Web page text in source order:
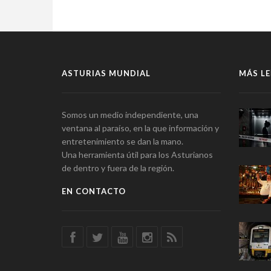
ASTURIAS MUNDIAL
Somos un medio independiente, una
ventana al paraíso, en la que información y
entretenimiento se dan la mano.
Una herramienta útil para los Asturianos
de dentro y fuera de la región.
EN CONTACTO
MÁS